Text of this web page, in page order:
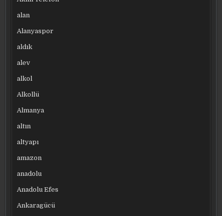
alan
Alanyaspor
aldık
alev
alkol
Alkollü
Almanya
altın
altyapı
amazon
anadolu
Anadolu Efes
Ankaragücü